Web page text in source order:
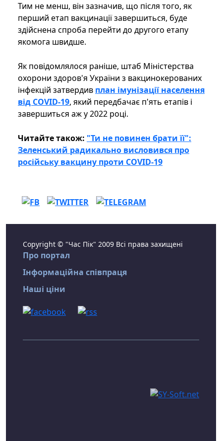
Тим не менш, він зазначив, що після того, як
перший етап вакцинації завершиться, буде
здійснена спроба перейти до другого етапу
якомога швидше.
Як повідомлялося раніше, штаб Міністерства
охорони здоров'я України з вакцинокерованих
інфекцій затвердив план імунізації населення
від COVID-19, який передбачає п'ять етапів і
завершиться аж у 2022 році.
Читайте також: "Ти не повинен брати її":
Зеленський радикально висловився про
російську вакцину проти COVID-19
Copyright © "Час Пік" 2009 Всі права захищені
Про портал
Інформаційна співпраця
Наші ціни